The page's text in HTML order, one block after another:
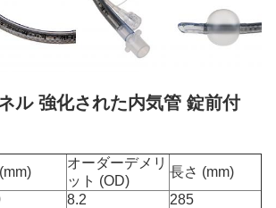
ル 強化された内気管 錠前付
オーダーデメリ
ット (OD)
長さ (mm)
8.2
285